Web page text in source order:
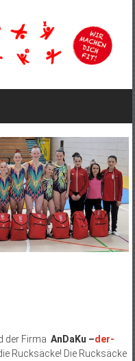
der Firma AnDaKu –der-
Rucksäcke! Die Rucksäcke